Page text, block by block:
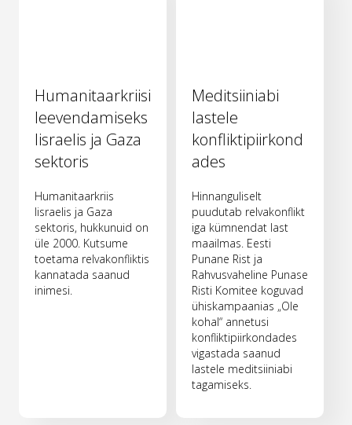
Humanitaarkriisi
leevendamiseks
Iisraelis ja Gaza
sektoris
Humanitaarkriis
Iisraelis ja Gaza
sektoris, hukkunuid on
üle 2000. Kutsume
toetama relvakonfliktis
kannatada saanud
inimesi.
Meditsiiniabi
lastele
konfliktipiirkond
ades
Hinnanguliselt
puudutab relvakonflikt
iga kümnendat last
maailmas. Eesti
Punane Rist ja
Rahvusvaheline Punase
Risti Komitee koguvad
ühiskampaanias „Ole
kohal“ annetusi
konfliktipiirkondades
vigastada saanud
lastele meditsiiniabi
tagamiseks.